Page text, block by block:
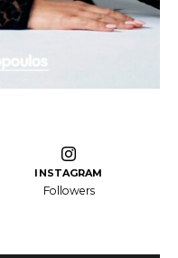
INSTAGRAM
Followers